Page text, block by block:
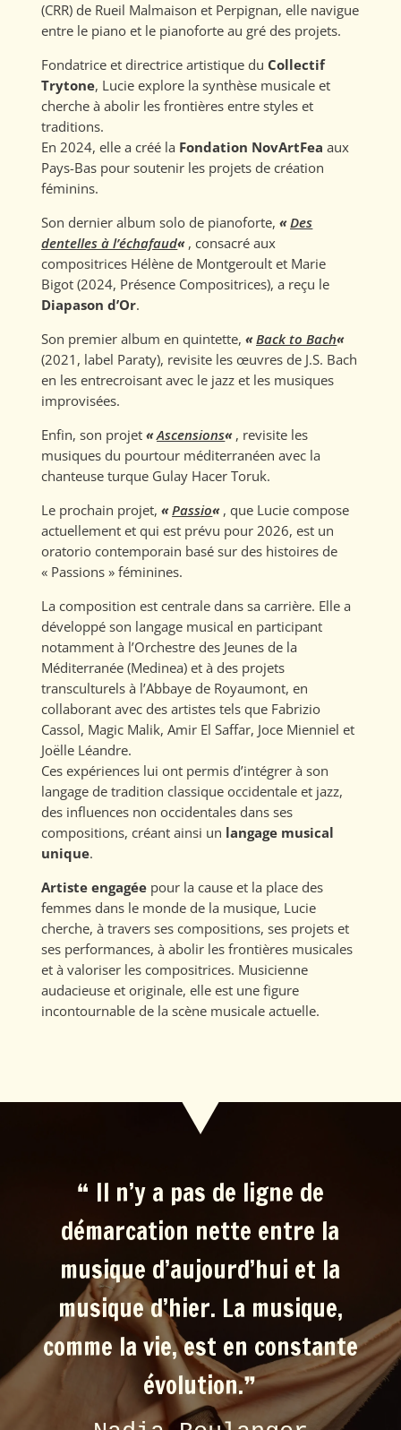
(CRR) de Rueil Malmaison et Perpignan, elle navigue
entre le piano et le pianoforte au gré des projets.
Fondatrice et directrice artistique du Collectif
Trytone, Lucie explore la synthèse musicale et
cherche à abolir les frontières entre styles et
traditions.
En 2024, elle a créé la Fondation NovArtFea aux
Pays-Bas pour soutenir les projets de création
féminins.
Son dernier album solo de pianoforte,«Des
dentelles à l’échafaud« , consacré aux
compositrices Hélène de Montgeroult et Marie
Bigot (2024, Présence Compositrices), a reçu le
Diapason d’Or.
Son premier album en quintette,«Back to Bach«
(2021, label Paraty), revisite les œuvres de J.S. Bach
en les entrecroisant avec le jazz et les musiques
improvisées.
Enfin, son projet«Ascensions« , revisite les
musiques du pourtour méditerranéen avec la
chanteuse turque Gulay Hacer Toruk.
Le prochain projet,«Passio« , que Lucie compose
actuellement et qui est prévu pour 2026, est un
oratorio contemporain basé sur des histoires de
« Passions » féminines.
La composition est centrale dans sa carrière. Elle a
développé son langage musical en participant
notamment à l’Orchestre des Jeunes de la
Méditerranée (Medinea) et à des projets
transculturels à l’Abbaye de Royaumont, en
collaborant avec des artistes tels que Fabrizio
Cassol, Magic Malik, Amir El Saffar, Joce Mienniel et
Joëlle Léandre.
Ces expériences lui ont permis d’intégrer à son
langage de tradition classique occidentale et jazz,
des influences non occidentales dans ses
compositions, créant ainsi un langage musical
unique.
Artiste engagée pour la cause et la place des
femmes dans le monde de la musique, Lucie
cherche, à travers ses compositions, ses projets et
ses performances, à abolir les frontières musicales
et à valoriser les compositrices. Musicienne
audacieuse et originale, elle est une figure
incontournable de la scène musicale actuelle.
❝ Il n’y a pas de ligne de
démarcation nette entre la
musique d’aujourd’hui et la
musique d’hier. La musique,
comme la vie, est en constante
évolution.❞